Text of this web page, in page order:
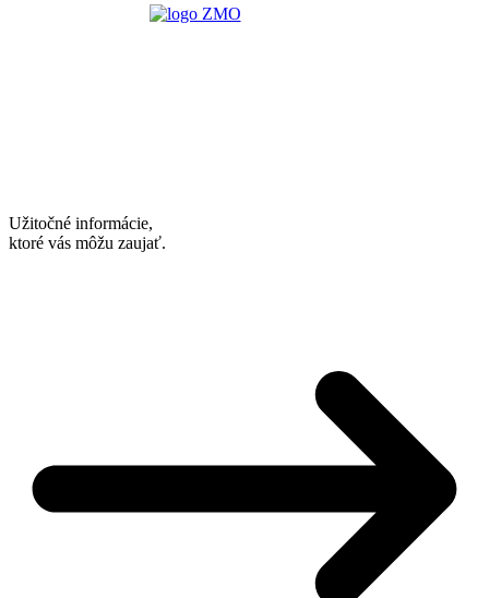
Užitočné informácie,
ktoré vás môžu zaujať.